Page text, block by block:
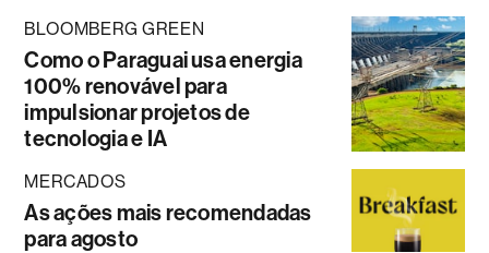
BLOOMBERG GREEN
Como o Paraguai usa energia
100% renovável para
impulsionar projetos de
tecnologia e IA
MERCADOS
As ações mais recomendadas
para agosto